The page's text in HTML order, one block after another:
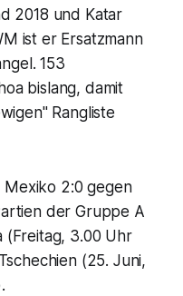
2018 und Katar
ist er Ersatzmann
153
bislang, damit
Rangliste
Mexiko 2:0 gegen
der Gruppe A
(Freitag, 3.00 Uhr
(25. Juni,